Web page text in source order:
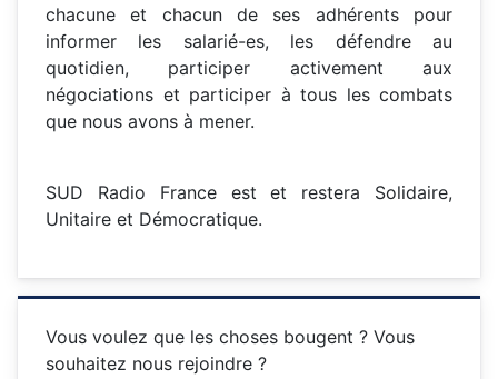
chacune et chacun de ses adhérents pour
informer les salarié-es, les défendre au
quotidien, participer activement aux
négociations et participer à tous les combats
que nous avons à mener.
SUD Radio France est et restera Solidaire,
Unitaire et Démocratique.
Vous voulez que les choses bougent ? Vous
souhaitez nous rejoindre ?